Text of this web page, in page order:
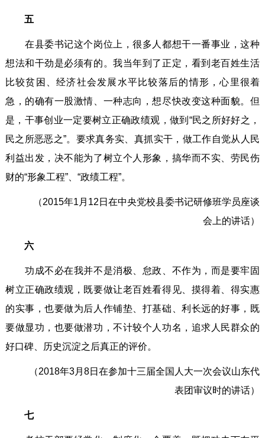
五
在县委书记这个岗位上，很多人都想干一番事业，这种
想法和干劲是必须有的。我当年到了正定，看到老百姓生活
比较贫困、经济社会发展水平比较落后的情形，心里很着
急，的确有一股激情、一种志向，想尽快改变这种面貌。但
是，干事创业一定要树立正确政绩观，做到“民之所好好之，
民之所恶恶之”。要求真务实、真抓实干，做工作自觉从人民
利益出发，决不能为了树立个人形象，搞华而不实、劳民伤
财的“形象工程”、“政绩工程”。
（2015年1月12日在中央党校县委书记研修班学员座谈
会上的讲话）
六
功成不必在我并不是消极、怠政、不作为，而是要牢固
树立正确政绩观，既要做让老百姓看得见、摸得着、得实惠
的实事，也要做为后人作铺垫、打基础、利长远的好事，既
要做显功，也要做潜功，不计较个人功名，追求人民群众的
好口碑、历史沉淀之后真正的评价。
（2018年3月8日在参加十三届全国人大一次会议山东代
表团审议时的讲话）
七